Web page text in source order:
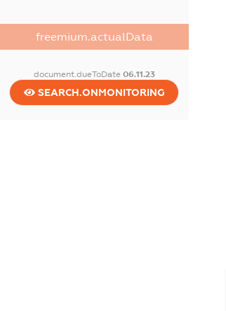
freemium.actualData
document.dueToDate 06.11.23
SEARCH.ONMONITORING